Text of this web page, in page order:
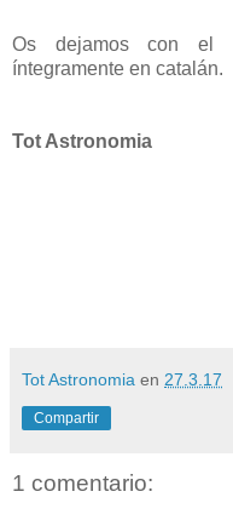
Os dejamos con el
íntegramente en catalán.
Tot Astronomia
Tot Astronomia en 27.3.17
Compartir
1 comentario: